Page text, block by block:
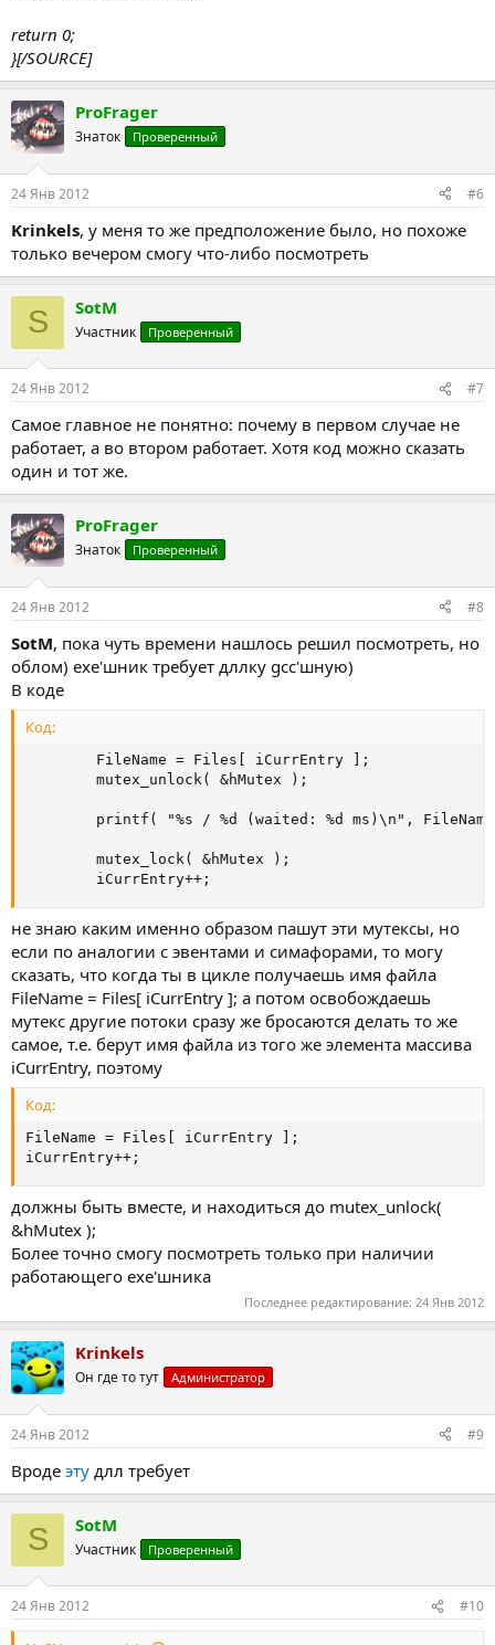
return 0;
}[/SOURCE]
ProFrager
Знаток Проверенный
24 Янв 2012 #6
Krinkels, у меня то же предположение было, но похоже
только вечером смогу что-либо посмотреть
S SotM
Участник Проверенный
24 Янв 2012 #7
Самое главное не понятно: почему в первом случае не
работает, а во втором работает. Хотя код можно сказать
один и тот же.
ProFrager
Знаток Проверенный
24 Янв 2012 #8
SotM, пока чуть времени нашлось решил посмотреть, но
облом) ехе'шник требует дллку gcc'шную)
В коде
Код:
        FileName = Files[ iCurrEntry ];
        mutex_unlock( &hMutex );
printf( "%s / %d (waited: %d ms)\n",
        mutex_lock( &hMutex );
        iCurrEntry++;
не знаю каким именно образом пашут эти мутексы, но
если по аналогии с эвентами и симафорами, то могу
сказать, что когда ты в цикле получаешь имя файла
FileName = Files[ iCurrEntry ]; а потом освобождаешь
мутекс другие потоки сразу же бросаются делать то же
самое, т.е. берут имя файла из того же элемента массива
iCurrEntry, поэтому
Код:
FileName = Files[ iCurrEntry ];
iCurrEntry++;
должны быть вместе, и находиться до mutex_unlock(
&hMutex );
Более точно смогу посмотреть только при наличии
работающего ехе'шника
Последнее редактирование: 24 Янв 2012
Krinkels
Он где то тут Администратор
24 Янв 2012 #9
Вроде эту длл требует
S SotM
Участник Проверенный
24 Янв 2012 #10